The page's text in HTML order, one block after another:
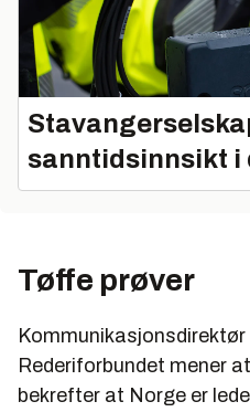
sanntidsinnsikt
Tøffe prøver
Rederiforbundet mener
bekrefter at Norge er